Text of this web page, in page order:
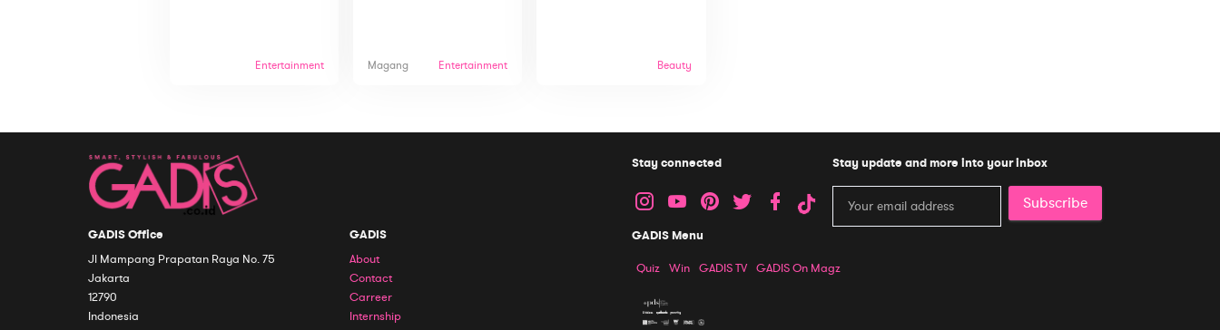
Entertainment Magang Entertainment Beauty
GADIS Office
Jl Mampang Prapatan Raya No. 75
Jakarta
12790
Indonesia
GADIS
About
Contact
Carreer
Internship
Stay connected Stay update and more into your inbox
Subscribe
GADIS Menu
Quiz Win GADIS TV GADIS On Magz